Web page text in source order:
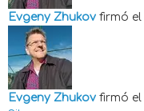
Evgeny Zhukov firmó el
Evgeny Zhukov firmó el